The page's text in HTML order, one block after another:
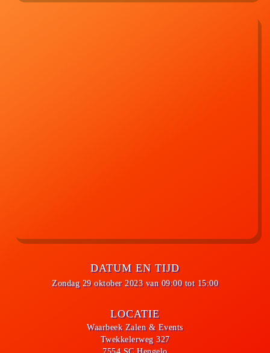
DATUM EN TIJD
Zondag 29 oktober 2023 van 09:00 tot 15:00
LOCATIE
Waarbeek Zalen & Events
Twekkelerweg 327
7554 SC Hengelo